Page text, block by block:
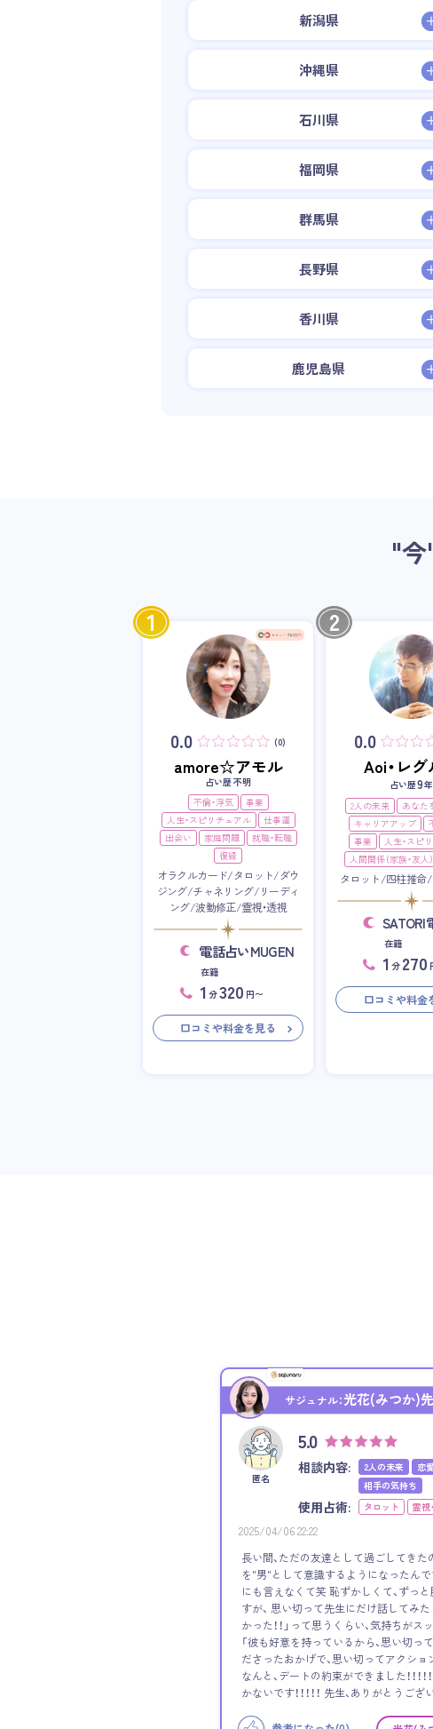
新潟県
沖縄県
石川県
福岡県
群馬県
長野県
香川県
鹿児島県
"
1
0.0 (0)
amore☆アモル
占い歴 不明
不倫・浮気
事業
人生・スピリチュアル
仕事運
出会い
家庭問題
就職・転職
復縁
オラクルカード/タロット/ダウ
ジング/チャネリング/リーディ
ング/波動修正/霊視・透視
電話占いMUGEN
在籍
1 分320 円〜
口コミや料金を見る
2
0.0
Aoi・レ
占い歴9年
2人の未来
あなた
キャリアアップ
事業
人生・スピ
人間関係（家族・友人）
タロット/四柱推命
SATORI
在籍
1 分 270
口コミや料金
サジュナル：光花(みつか)
匿名
5.0
相談内容: 2人の未来
恋
相手の気持ち
使用占術: タロット 霊視
2025/04/06 22:22
長い間、ただの友達として過ごしてきた
を"男"として意識するようになったんで
にも言えなくて笑 恥ずかしくて、ずっ
すが、 思い切って先生にだけ話してみ
かった！！」って思うくらい、気持ちがス
「彼も好意を持っているから、思い切っ
ださったおかげで、思い切ってアクシ
なんと、デートの約束ができました！！！！
かないです！！！！！ 先生、ありがとうござ